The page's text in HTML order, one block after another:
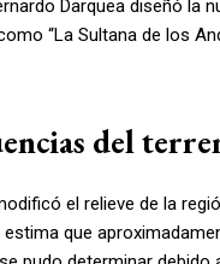
Darquea diseñó la
“La Sultana de los
del
el relieve de la
estima que